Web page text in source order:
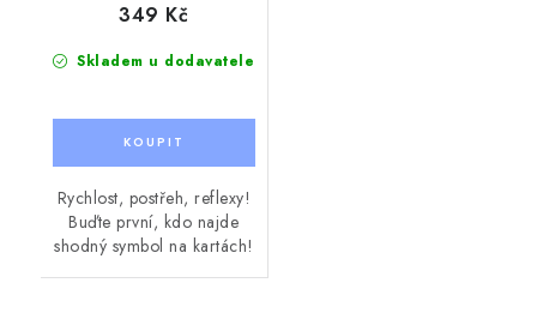
Skladem u dodavatele
349 Kč
Rychlost, postřeh, reflexy!
Buďte první, kdo najde
shodný symbol na kartách!